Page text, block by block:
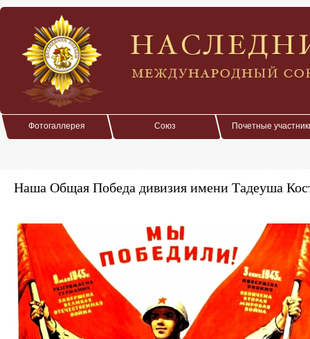
Фотогаллерея Союз Почетные
Наша Общая Победа дивизия имени Тадеуша